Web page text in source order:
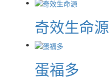
奇效生命源
蛋福多